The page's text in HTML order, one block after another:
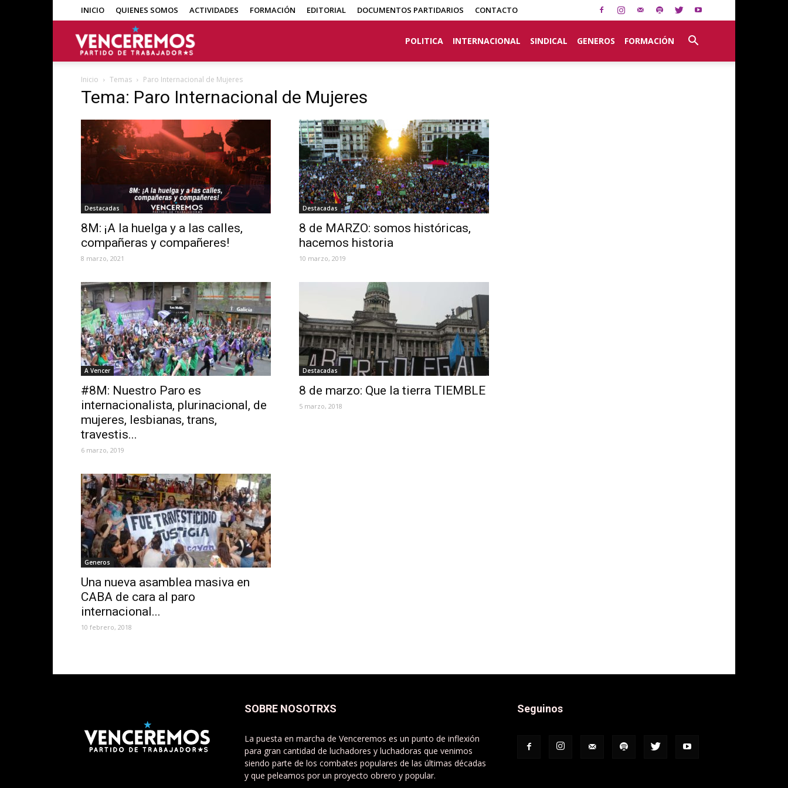
INICIO QUIENES SOMOS ACTIVIDADES FORMACIÓN EDITORIAL DOCUMENTOS PARTIDARIOS CONTACTO
POLITICA INTERNACIONAL SINDICAL GENEROS FORMACIÓN
Inicio Temas Paro Internacional de Mujeres
Tema: Paro Internacional de Mujeres
Destacadas
8M: ¡A la huelga y a las calles,
compañeras y compañeres!
8 marzo, 2021
Destacadas
8 de MARZO: somos históricas,
hacemos historia
10 marzo, 2019
A Vencer
#8M: Nuestro Paro es
internacionalista, plurinacional, de
mujeres, lesbianas, trans,
travestis...
6 marzo, 2019
Destacadas
8 de marzo: Que la tierra TIEMBLE
5 marzo, 2018
Generos
Una nueva asamblea masiva en
CABA de cara al paro
internacional...
10 febrero, 2018
SOBRE NOSOTRXS
La puesta en marcha de Venceremos es un punto de inflexión
para gran cantidad de luchadores y luchadoras que venimos
siendo parte de los combates populares de las últimas décadas
y que peleamos por un proyecto obrero y popular.
Seguinos